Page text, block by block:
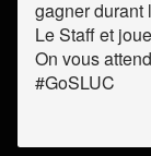
gagner durant
Le Staff et
On vous
#GoSLUC